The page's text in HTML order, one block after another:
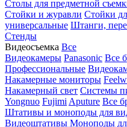
Столы для предметной
Стойки и журавли Стойки
универсальные Штанги,
Стенды
Видеосъемка Все
Видеокамеры Panasonic Все
Профессиональные
Накамерные мониторы
Накамерный свет Системы
Yongnuo Fujimi Aputure Все
Штативы и моноподы для
Видеоштативы Моноподы